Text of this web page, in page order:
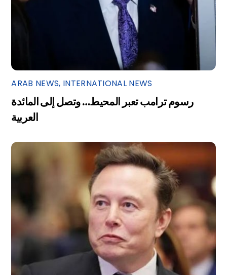
ARAB NEWS, INTERNATIONAL NEWS
رسوم ترامب تعبر المحيط… وتصل إلى المائدة
العربية